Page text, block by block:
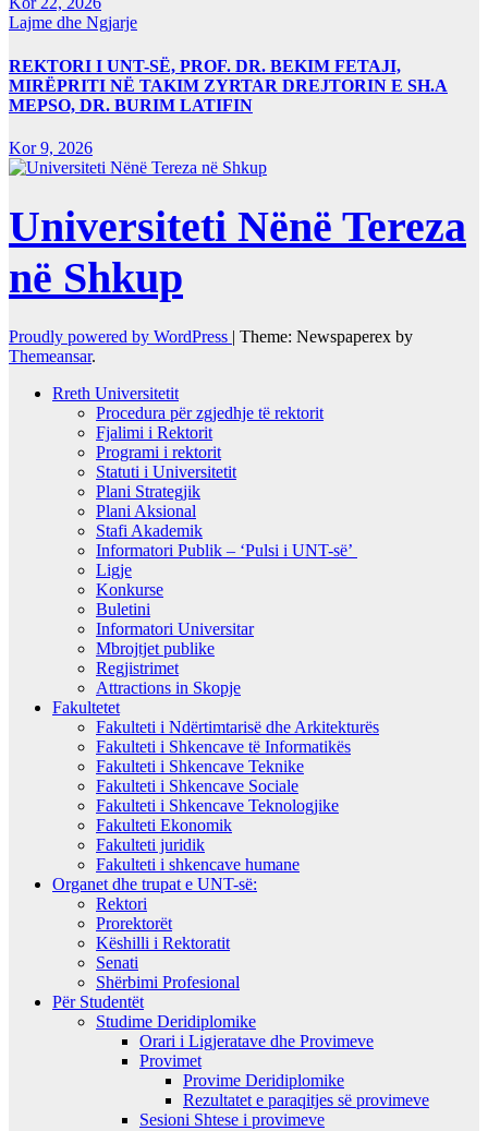
Lajme dhe Ngjarje
REKTORI I UNT-SË, PROF. DR. BEKIM FETAJI,
MIRËPRITI NË TAKIM ZYRTAR DREJTORIN E SH.A
MEPSO, DR. BURIM LATIFIN
Kor 9, 2026
Universiteti Nënë Tereza
në Shkup
Proudly powered by WordPress | Theme: Newspaperex by
Themeansar.
Rreth Universitetit
Procedura për zgjedhje të rektorit
Fjalimi i Rektorit
Programi i rektorit
Statuti i Universitetit
Plani Strategjik
Plani Aksional
Stafi Akademik
Informatori Publik – ‘Pulsi i UNT-së’
Ligje
Konkurse
Buletini
Informatori Universitar
Mbrojtjet publike
Regjistrimet
Attractions in Skopje
Fakultetet
Fakulteti i Ndërtimtarisë dhe Arkitekturës
Fakulteti i Shkencave të Informatikës
Fakulteti i Shkencave Teknike
Fakulteti i Shkencave Sociale
Fakulteti i Shkencave Teknologjike
Fakulteti Ekonomik
Fakulteti juridik
Fakulteti i shkencave humane
Organet dhe trupat e UNT-së:
Rektori
Prorektorët
Këshilli i Rektoratit
Senati
Shërbimi Profesional
Për Studentët
Studime Deridiplomike
Orari i Ligjeratave dhe Provimeve
Provimet
Provime Deridiplomike
Rezultatet e paraqitjes së provimeve
Sesioni Shtese i provimeve